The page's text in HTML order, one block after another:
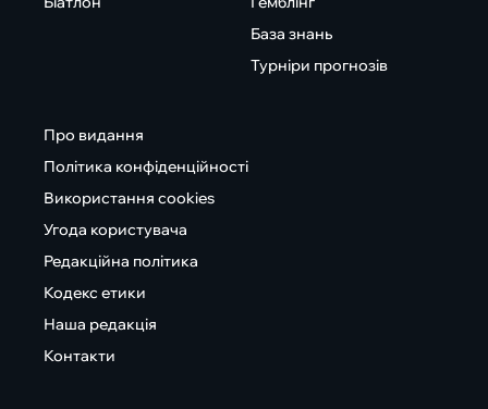
База знань
Турніри прогнозів
Про видання
Політика конфіденційності
Використання cookies
Угода користувача
Редакційна політика
Кодекс етики
Наша редакція
Контакти